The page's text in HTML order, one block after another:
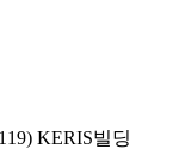
KERIS빌딩